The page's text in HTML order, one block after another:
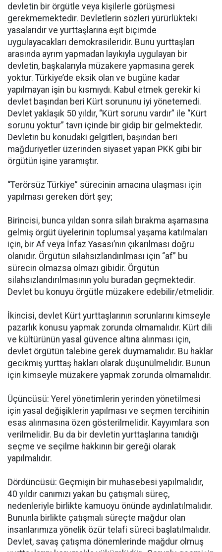
devletin bir örgütle veya kişilerle görüşmesi
gerekmemektedir. Devletlerin sözleri yürürlükteki
yasalarıdır ve yurttaşlarına eşit biçimde
uygulayacakları demokrasileridir. Bunu yurttaşları
arasında ayrım yapmadan layıkıyla uygulayan bir
devletin, başkalarıyla müzakere yapmasına gerek
yoktur. Türkiye’de eksik olan ve bugüne kadar
yapılmayan işin bu kısmıydı. Kabul etmek gerekir ki
devlet başından beri Kürt sorununu iyi yönetemedi.
Devlet yaklaşık 50 yıldır, “Kürt sorunu vardır” ile “Kürt
sorunu yoktur” tavrı içinde bir gidip bir gelmektedir.
Devletin bu konudaki gelgitleri, başından beri
mağduriyetler üzerinden siyaset yapan PKK gibi bir
örgütün işine yaramıştır.
“Terörsüz Türkiye” sürecinin amacına ulaşması için
yapılması gereken dört şey;
Birincisi, bunca yıldan sonra silah bırakma aşamasına
gelmiş örgüt üyelerinin toplumsal yaşama katılmaları
için, bir Af veya İnfaz Yasası’nın çıkarılması doğru
olanıdır. Örgütün silahsızlandırılması için “af” bu
sürecin olmazsa olmazı gibidir. Örgütün
silahsızlandırılmasının yolu buradan geçmektedir.
Devlet bu konuyu örgütle müzakere edebilir/etmelidir.
İkincisi, devlet Kürt yurttaşlarının sorunlarını kimseyle
pazarlık konusu yapmak zorunda olmamalıdır. Kürt dili
ve kültürünün yasal güvence altına alınması için,
devlet örgütün talebine gerek duymamalıdır. Bu haklar
gecikmiş yurttaş hakları olarak düşünülmelidir. Bunun
için kimseyle müzakere yapmak zorunda olmamalıdır.
Üçüncüsü: Yerel yönetimlerin yerinden yönetilmesi
için yasal değişiklerin yapılması ve seçmen tercihinin
esas alınmasına özen gösterilmelidir. Kayyımlara son
verilmelidir. Bu da bir devletin yurttaşlarına tanıdığı
seçme ve seçilme hakkının bir gereği olarak
yapılmalıdır.
Dördüncüsü: Geçmişin bir muhasebesi yapılmalıdır,
40 yıldır canımızı yakan bu çatışmalı süreç,
nedenleriyle birlikte kamuoyu önünde aydınlatılmalıdır.
Bununla birlikte çatışmalı süreçte mağdur olan
insanlarımıza yönelik özür telafi süreci başlatılmalıdır.
Devlet, savaş çatışma dönemlerinde mağdur olmuş